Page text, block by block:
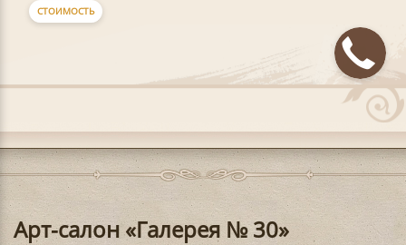
СТОИМОСТЬ
Арт-салон «Галерея № 30»